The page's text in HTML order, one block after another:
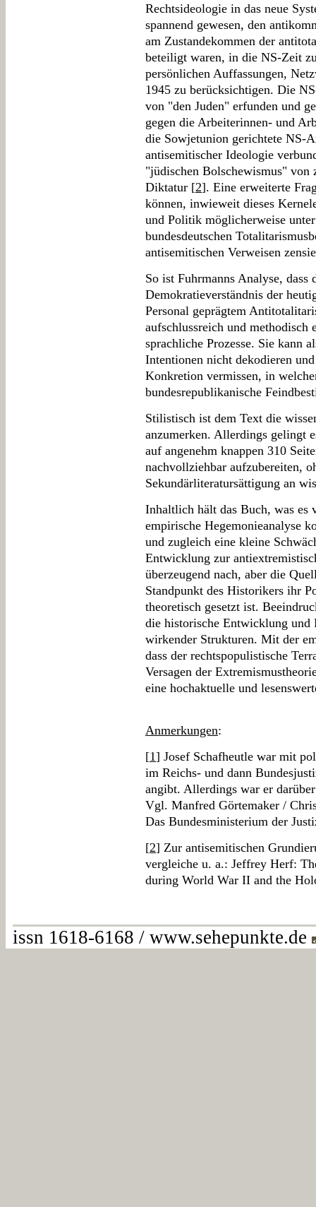
Rechtsideologie in das neue
spannend gewesen, den
am Zustandekommen der
beteiligt waren, in die NS-Zeit
persönlichen Auffassungen,
1945 zu berücksichtigen. Die
von "den Juden" erfunden und
gegen die Arbeiterinnen- und
die Sowjetunion gerichtete NS-
antisemitischer Ideologie
"jüdischen Bolschewismus" von
Diktatur [2]. Eine erweiterte
können, inwieweit dieses
und Politik möglicherweise
bundesdeutschen
antisemitischen Verweisen
So ist Fuhrmanns Analyse, dass
Demokratieverständnis der
Personal geprägtem
aufschlussreich und methodisch
sprachliche Prozesse. Sie kann
Intentionen nicht dekodieren
Konkretion vermissen, in
bundesrepublikanische
Stilistisch ist dem Text die
anzumerken. Allerdings gelingt
auf angenehm knappen 310
nachvollziehbar aufzubereiten,
Sekundärliteratursättigung an
Inhaltlich hält das Buch, was es
empirische Hegemonieanalyse
und zugleich eine kleine
Entwicklung zur
überzeugend nach, aber die
Standpunkt des Historikers ihr
theoretisch gesetzt ist.
die historische Entwicklung und
wirkender Strukturen. Mit der
dass der rechtspopulistische
Versagen der
eine hochaktuelle und
Anmerkungen:
[1] Josef Schafheutle war mit
im Reichs- und dann
angibt. Allerdings war er
Vgl. Manfred Görtemaker /
Das Bundesministerium der
[2] Zur antisemitischen
vergleiche u. a.: Jeffrey Herf:
during World War II and the
issn 1618-6168 / www.sehepunkte.de